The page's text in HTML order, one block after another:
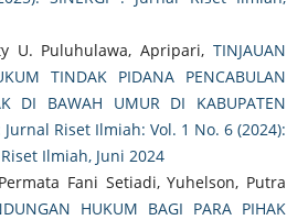
U. Puluhulawa, Apripari,TINJAUAN
TINDAK PIDANA PENCABULAN
DI BAWAH UMUR DI KABUPATEN
Jurnal Riset Ilmiah: Vol. 1 No. 6 (2024):
Ilmiah, Juni 2024
Fani Setiadi, Yuhelson, Putra
HUKUM BAGI PARA PIHAK